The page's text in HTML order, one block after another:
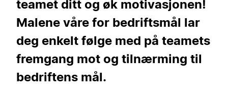
teamet ditt og øk motivasjonen!
Malene våre for bedriftsmål lar
deg enkelt følge med på teamets
fremgang mot og tilnærming til
bedriftens mål.